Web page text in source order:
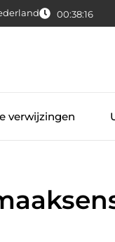
00:38:17
verwijzingen